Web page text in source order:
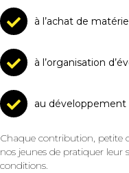
à l’achat de
à l’organisation
au développement
Chaque contribution, petite
nos jeunes de pratiquer leur
conditions.